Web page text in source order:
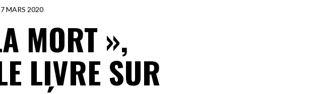
MARS 2020
MORT »,
LIVRE SUR